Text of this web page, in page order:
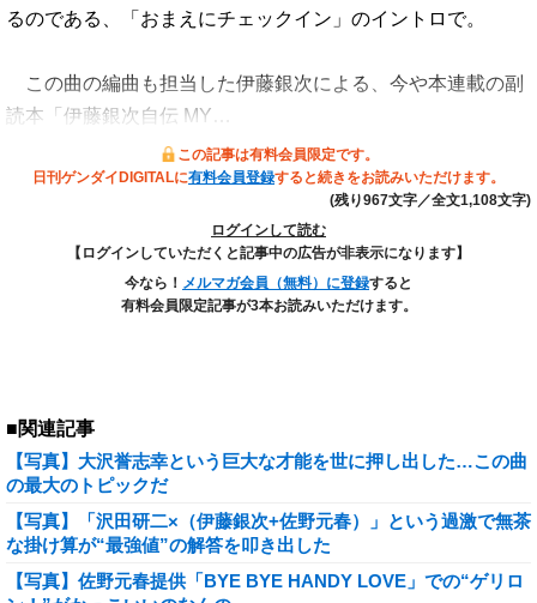
るのである、「おまえにチェックイン」のイントロで。
この曲の編曲も担当した伊藤銀次による、今や本連載の副
読本「伊藤銀次自伝 MY…
この記事は有料会員限定です。
日刊ゲンダイDIGITALに有料会員登録すると続きをお読みいただけます。
(残り967文字／全文1,108文字)
ログインして読む
【ログインしていただくと記事中の広告が非表示になります】
今なら！ メルマガ会員（無料）に登録すると
有料会員限定記事が3本お読みいただけます。
■関連記事
【写真】大沢誉志幸という巨大な才能を世に押し出した…この曲
の最大のトピックだ
【写真】「沢田研二×（伊藤銀次+佐野元春）」という過激で無茶
な掛け算が“最強値”の解答を叩き出した
【写真】佐野元春提供「BYE BYE HANDY LOVE」での“ゲリロ